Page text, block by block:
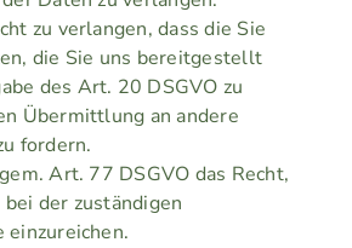
zu verlangen, dass die Sie
die Sie uns bereitgestellt
des Art. 20 DSGVO zu
Übermittlung an andere
fordern.
Art. 77 DSGVO das Recht,
der zuständigen